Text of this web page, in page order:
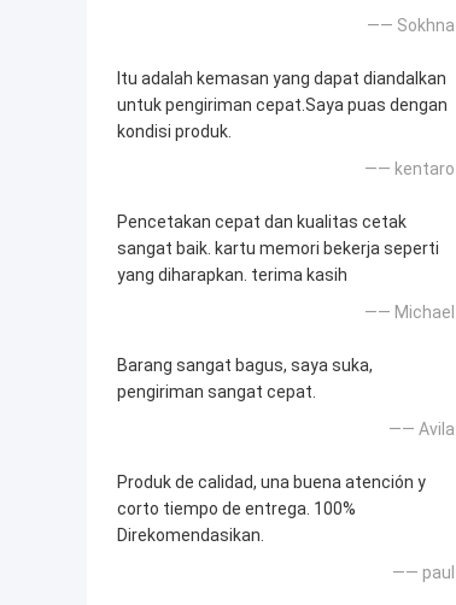
—— Sokhna
Itu adalah kemasan yang dapat diandalkan
untuk pengiriman cepat.Saya puas dengan
kondisi produk.
—— kentaro
Pencetakan cepat dan kualitas cetak
sangat baik. kartu memori bekerja seperti
yang diharapkan. terima kasih
—— Michael
Barang sangat bagus, saya suka,
pengiriman sangat cepat.
—— Avila
Produk de calidad, una buena atención y
corto tiempo de entrega. 100%
Direkomendasikan.
—— paul